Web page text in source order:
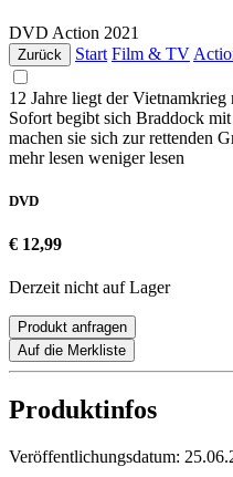
DVD Action 2021
Zurück Start Film & TV
12 Jahre liegt der
Sofort begibt sich Braddock
machen sie sich zur rettenden
mehr lesen weniger lesen
DVD
€ 12,99
Derzeit nicht auf Lager
Produkt anfragen
Auf die Merkliste
Produktinfos
Veröffentlichungsdatum: